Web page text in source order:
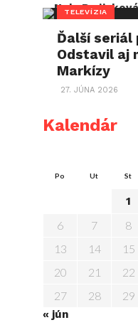
TELEVÍZIA
Ďalší seriál
Odstavil aj
Markízy
27. JÚNA 2026
Kalendár
Po Ut St
1
6
7 8
13
14 15
20
21 22
27
28 29
« jún